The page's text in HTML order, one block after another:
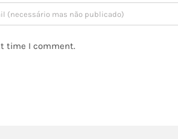
time I comment.